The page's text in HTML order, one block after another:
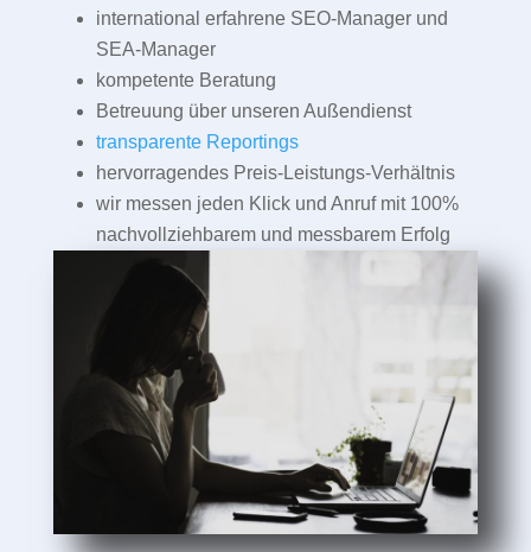
international erfahrene SEO-Manager und
SEA-Manager
kompetente Beratung
Betreuung über unseren Außendienst
transparente Reportings
hervorragendes Preis-Leistungs-Verhältnis
wir messen jeden Klick und Anruf mit 100%
nachvollziehbarem und messbarem Erfolg